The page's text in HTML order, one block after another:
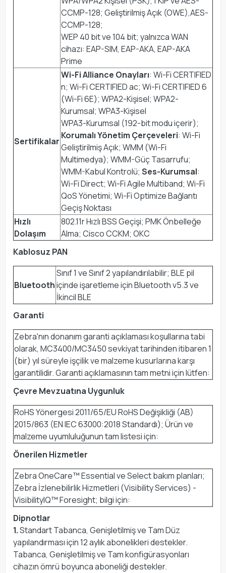
CCMP-128; Geliştirilmiş Açık (OWE),AES-
CCMP-128;
WEP 40 bit ve 104 bit; yalnızca WAN
cihazı: EAP-SIM, EAP-AKA, EAP-AKA
Prime
Sertifikalar
Wi-Fi Alliance Onayları: Wi-Fi CERTIFIED
n; Wi-Fi CERTIFIED ac; Wi-Fi CERTIFIED 6
(Wi-Fi 6E); WPA2-Kişisel; WPA2-
Kurumsal; WPA3-Kişisel
WPA3-Kurumsal (192-bit modu içerir);
Korumalı Yönetim Çerçeveleri: Wi-Fi
Geliştirilmiş Açık; WMM (Wi-Fi
Multimedya); WMM-Güç Tasarrufu;
WMM-Kabul Kontrolü; Ses-Kurumsal:
Wi-Fi Direct; Wi-Fi Agile Multiband; Wi-Fi
QoS Yönetimi; Wi-Fi Optimize Bağlantı
Geçiş Noktası
Hızlı
Dolaşım
802.11r Hızlı BSS Geçişi; PMK Önbelleğe
Alma; Cisco CCKM; OKC
Kablosuz PAN
Bluetooth
Sınıf 1 ve Sınıf 2 yapılandırılabilir; BLE pil
içinde işaretleme için Bluetooth v5.3 ve
İkincil BLE
Garanti
Zebra'nın donanım garanti açıklaması koşullarına tabi
olarak, MC3400/MC3450 sevkiyat tarihinden itibaren 1
(bir) yıl süreyle işçilik ve malzeme kusurlarına karşı
garantilidir. Garanti açıklamasının tam metni için lütfen:
Çevre Mevzuatına Uygunluk
RoHS Yönergesi 2011/65/EU RoHS Değişikliği (AB)
2015/863 (EN IEC 63000:2018 Standardı); Ürün ve
malzeme uyumluluğunun tam listesi için:
Önerilen Hizmetler
Zebra OneCare™ Essential ve Select bakım planları;
Zebra İzlenebilirlik Hizmetleri (Visibility Services) -
VisibilityIQ™ Foresight; bilgi için:
Dipnotlar
1.Standart Tabanca, Genişletilmiş ve Tam Düz
yapılandırması için 12 aylık abonelikleri destekler.
Tabanca, Genişletilmiş ve Tam konfigürasyonları
cihazın ömrü boyunca aboneliği destekler.